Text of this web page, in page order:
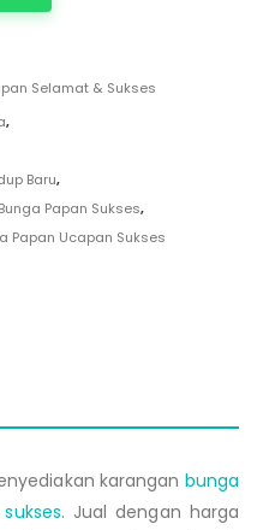
Selamat & Sukses
,
Baru,
Bunga Papan Sukses,
Papan Ucapan Sukses
karangan bunga
. Jual dengan harga